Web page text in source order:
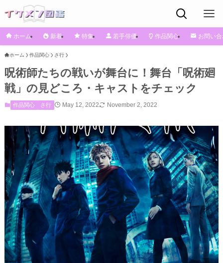
ホーム 新着 特集 若手俳優 作品関心 お問い
ホーム 作品関心 さ行
呪術師たちの戦いが舞台に！舞台「呪術廻
戦」の見どころ・キャストをチェック
作品関心 さ行 May 12, 2022 November 2, 2022